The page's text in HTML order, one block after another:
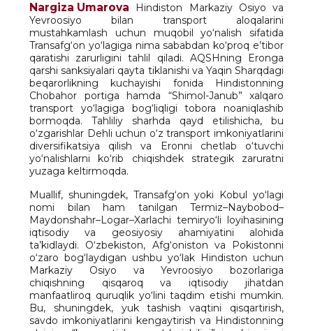
Nargiza Umarova Hindiston Markaziy Osiyo va
Yevroosiyo bilan transport aloqalarini
mustahkamlash uchun muqobil yo‘nalish sifatida
Transafg‘on yo‘lagiga nima sababdan ko‘proq e’tibor
qaratishi zarurligini tahlil qiladi. AQSHning Eronga
qarshi sanksiyalari qayta tiklanishi va Yaqin Sharqdagi
beqarorlikning kuchayishi fonida Hindistonning
Chobahor portiga hamda “Shimol-Janub” xalqaro
transport yo‘lagiga bog‘liqligi tobora noaniqlashib
bormoqda. Tahliliy sharhda qayd etilishicha, bu
o‘zgarishlar Dehli uchun o‘z transport imkoniyatlarini
diversifikatsiya qilish va Eronni chetlab o‘tuvchi
yo‘nalishlarni ko‘rib chiqishdek strategik zaruratni
yuzaga keltirmoqda.
Muallif, shuningdek, Transafg‘on yoki Kobul yo‘lagi
nomi bilan ham tanilgan Termiz–Naybobod–
Maydonshahr–Logar–Xarlachi temiryo‘li loyihasining
iqtisodiy va geosiyosiy ahamiyatini alohida
ta’kidlaydi. O‘zbekiston, Afg‘oniston va Pokistonni
o‘zaro bog‘laydigan ushbu yo‘lak Hindiston uchun
Markaziy Osiyo va Yevroosiyo bozorlariga
chiqishning qisqaroq va iqtisodiy jihatdan
manfaatliroq quruqlik yo‘lini taqdim etishi mumkin.
Bu, shuningdek, yuk tashish vaqtini qisqartirish,
savdo imkoniyatlarini kengaytirish va Hindistonning